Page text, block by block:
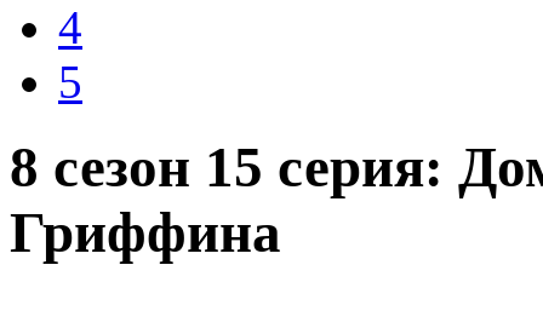
4
5
8 сезон 15 серия:
Гриффина